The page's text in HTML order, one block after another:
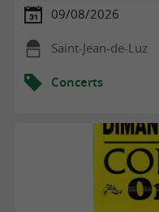
09/08/2026
Saint-Jean-de-Luz
Concerts